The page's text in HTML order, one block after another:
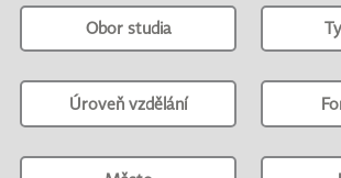
Obor studia
Úroveň vzdělání